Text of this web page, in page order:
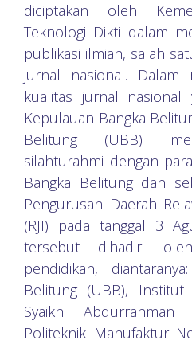
diciptakan oleh
Teknologi Dikti dalam
publikasi ilmiah, salah
jurnal nasional. Dalam
kualitas jurnal
Kepulauan Bangka
Belitung (UBB)
silahturahmi dengan
Bangka Belitung dan
Pengurusan Daerah
(RJI) pada tanggal 3
tersebut dihadiri
pendidikan,
Belitung (UBB), Institut
Syaikh
Politeknik Manufaktur